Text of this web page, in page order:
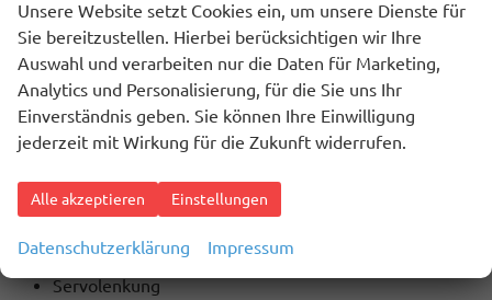
Bluetooth
USB Anschluss
Touchscreen
SICHERHEIT:
ABS
ESP
Stabilitätskontrolle
ASR (Antriebsschlupfregelung)
Servolenkung
Unsere Website setzt Cookies ein, um unsere Dienste für
Sie bereitzustellen. Hierbei berücksichtigen wir Ihre
Auswahl und verarbeiten nur die Daten für Marketing,
Analytics und Personalisierung, für die Sie uns Ihr
Einverständnis geben. Sie können Ihre Einwilligung
jederzeit mit Wirkung für die Zukunft widerrufen.
Alle akzeptieren Einstellungen
Datenschutzerklärung Impressum